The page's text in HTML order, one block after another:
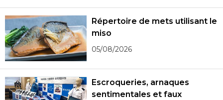
Répertoire de mets utilisant le
miso
05/08/2026
Escroqueries, arnaques
sentimentales et faux